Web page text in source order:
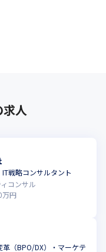
し、お客様のビジネス
ジネス成長に貢献。
求人
IT戦略コンサルタント
コンサル
万円
革（BPO/DX）・マーケテ